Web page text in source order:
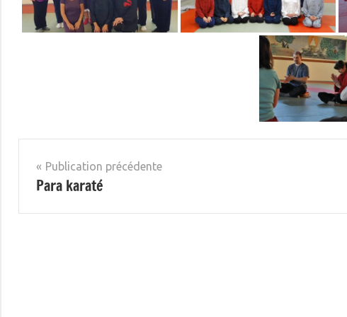
Navigation
de
l’article
Publication précédente
Para karaté